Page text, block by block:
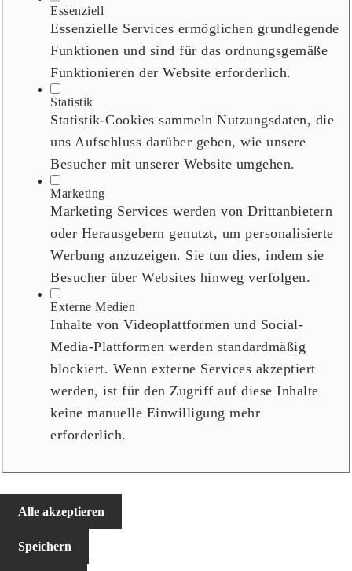
Essenziell
Essenzielle Services ermöglichen grundlegende
Funktionen und sind für das ordnungsgemäße
Funktionieren der Website erforderlich.
Statistik
Statistik-Cookies sammeln Nutzungsdaten, die
uns Aufschluss darüber geben, wie unsere
Besucher mit unserer Website umgehen.
Marketing
Marketing Services werden von Drittanbietern
oder Herausgebern genutzt, um personalisierte
Werbung anzuzeigen. Sie tun dies, indem sie
Besucher über Websites hinweg verfolgen.
Externe Medien
Inhalte von Videoplattformen und Social-
Media-Plattformen werden standardmäßig
blockiert. Wenn externe Services akzeptiert
werden, ist für den Zugriff auf diese Inhalte
keine manuelle Einwilligung mehr
erforderlich.
Alle akzeptieren
Speichern